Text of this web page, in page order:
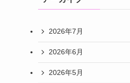
2026年7月
2026年6月
2026年5月